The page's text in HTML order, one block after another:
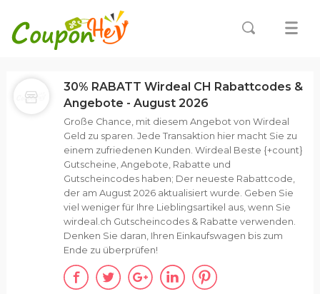
ALLE(5) GUTSCHEINE (0)
30% RABATT Wirdeal CH Rabattcodes &
Angebote - August 2026
Große Chance, mit diesem Angebot von Wirdeal
Geld zu sparen. Jede Transaktion hier macht Sie zu
einem zufriedenen Kunden. Wirdeal Beste {+count}
Gutscheine, Angebote, Rabatte und
Gutscheincodes haben; Der neueste Rabattcode,
der am August 2026 aktualisiert wurde. Geben Sie
viel weniger für Ihre Lieblingsartikel aus, wenn Sie
wirdeal.ch Gutscheincodes & Rabatte verwenden.
Denken Sie daran, Ihren Einkaufswagen bis zum
Ende zu überprüfen!